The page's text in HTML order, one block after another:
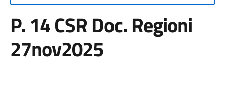
P. 14 CSR Doc. Regioni
27nov2025